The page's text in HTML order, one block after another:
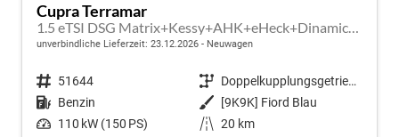
Cupra Terramar
1.5 eTSI DSG Matrix+Kessy+AHK+eHeck+Dinamica+CarPlay+eHeck+GV5
unverbindliche Lieferzeit: 23.12.2026 Neuwagen
Fahrzeugnr. 51644 Getriebe
Doppelkupplungsgetriebe (DSG)
Kraftstoff Benzin Außenfarbe
[9K9K] Fiord Blau
Leistung 110 kW (150 PS) Kilometerstand 20 km